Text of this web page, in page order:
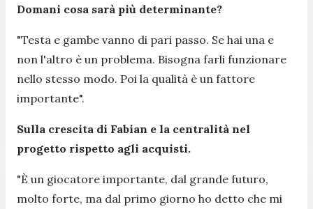
Domani cosa sarà più determinante?
"Testa e gambe vanno di pari passo. Se hai una e
non l'altro è un problema. Bisogna farli funzionare
nello stesso modo. Poi la qualità è un fattore
importante".
Sulla crescita di Fabian e la centralità nel
progetto rispetto agli acquisti.
"È un giocatore importante, dal grande futuro,
molto forte, ma dal primo giorno ho detto che mi